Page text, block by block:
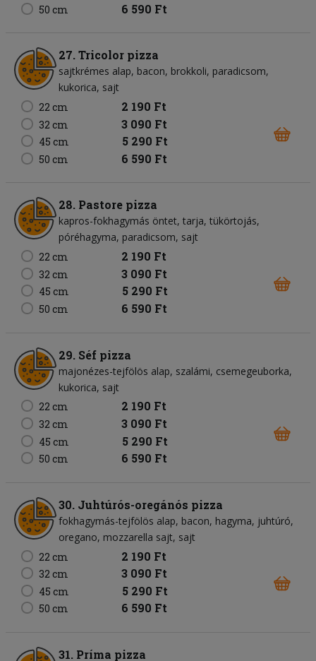
50 cm 6 590 Ft
27. Tricolor pizza
sajtkrémes alap bacon brokkoli paradicsom
kukorica sajt
22 cm
2 190 Ft
32 cm 3 090 Ft
45 cm 5 290 Ft
50 cm 6 590 Ft
28. Pastore pizza
kapros-fokhagymás öntet tarja tükörtojás
póréhagyma paradicsom sajt
22 cm
2 190 Ft
32 cm 3 090 Ft
45 cm 5 290 Ft
50 cm 6 590 Ft
29. Séf pizza
majonézes-tejfölös alap szalámi csemegeuborka
kukorica sajt
22 cm
2 190 Ft
32 cm 3 090 Ft
45 cm 5 290 Ft
50 cm 6 590 Ft
30. Juhtúrós-oregánós pizza
fokhagymás-tejfölös alap bacon hagyma juhtúró
oregano mozzarella sajt sajt
22 cm
2 190 Ft
32 cm 3 090 Ft
45 cm 5 290 Ft
50 cm 6 590 Ft
31. Príma pizza